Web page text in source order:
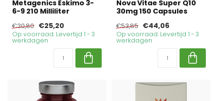
Metagenics Eskimo 3-
6-9 210 Milliliter
€30,80 €25,20
Op voorraad. Levertijd 1 - 3
werkdagen
Nova Vitae Super Q10
30mg 150 Capsules
€53,85 €44,06
Op voorraad. Levertijd 1 - 3
werkdagen